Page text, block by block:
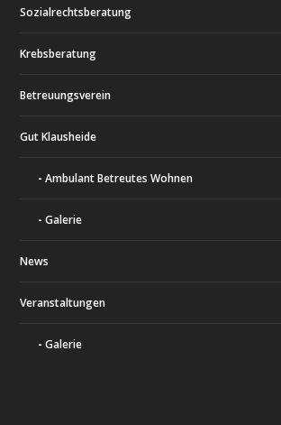
Sozialrechtsberatung
Krebsberatung
Betreuungsverein
Gut Klausheide
Ambulant Betreutes Wohnen
Galerie
News
Veranstaltungen
Galerie